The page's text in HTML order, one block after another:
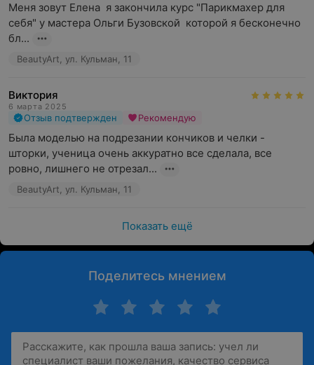
Меня зовут Елена  я закончила курс "Парикмахер для
себя" у мастера Ольги Бузовской  которой я бесконечно
бл...
BeautyArt, ул. Кульман, 11
Виктория
6 марта 2025
Отзыв подтвержден Рекомендую
Была моделью на подрезании кончиков и челки -
шторки, ученица очень аккуратно все сделала, все
ровно, лишнего не отрезал...
BeautyArt, ул. Кульман, 11
Показать ещё
Поделитесь мнением